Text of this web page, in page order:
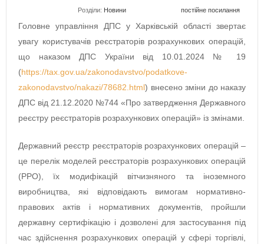
Розділи: Новини постійне посилання
Головне управління ДПС у Харківській області звертає
увагу користувачів реєстраторів розрахункових операцій,
що наказом ДПС України від 10.01.2024 № 19
(https://tax.gov.ua/zakonodavstvo/podatkove-
zakonodavstvo/nakazi/78682.html) внесено зміни до наказу
ДПС від 21.12.2020 №744 «Про затвердження Державного
реєстру реєстраторів розрахункових операцій» із змінами.
Державний реєстр реєстраторів розрахункових операцій –
це перелік моделей реєстраторів розрахункових операцій
(РРО), їх модифікацій вітчизняного та іноземного
виробництва, які відповідають вимогам нормативно-
правових актів і нормативних документів, пройшли
державну сертифікацію і дозволені для застосування під
час здійснення розрахункових операцій у сфері торгівлі,